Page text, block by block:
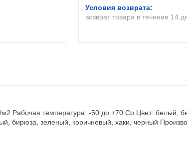
возврат товара в течение 14
Рабочая температура: -50 до +70 Co Цвет: белый,
бирюза, зеленый, коричневый, хаки, черный